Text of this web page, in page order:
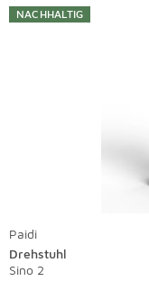
NACHHALTIG
Paidi
Drehstuhl
Sino 2